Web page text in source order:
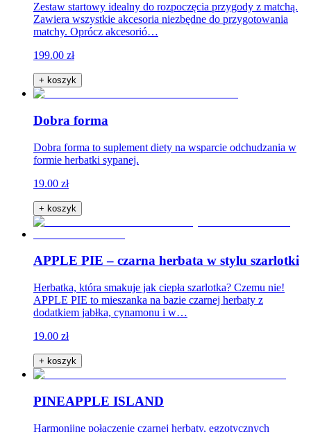
Zestaw startowy idealny do rozpoczęcia przygody z matchą.
Zawiera wszystkie akcesoria niezbędne do przygotowania
matchy. Oprócz akcesorió…
199.00 zł
+ koszyk
Dobra forma
Dobra forma to suplement diety na wsparcie odchudzania w
formie herbatki sypanej.
19.00 zł
+ koszyk
APPLE PIE – czarna herbata w stylu szarlotki
Herbatka, która smakuje jak ciepła szarlotka? Czemu nie!
APPLE PIE to mieszanka na bazie czarnej herbaty z
dodatkiem jabłka, cynamonu i w…
19.00 zł
+ koszyk
PINEAPPLE ISLAND
Harmonijne połączenie czarnej herbaty, egzotycznych